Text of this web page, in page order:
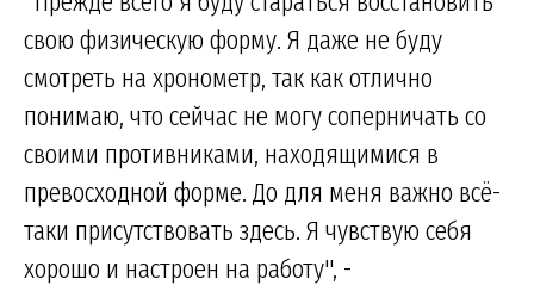
свою физическую форму. Я даже не буду
смотреть на хронометр, так как отлично
понимаю, что сейчас не могу соперничать со
своими противниками, находящимися в
превосходной форме. До для меня важно всё-
таки присутствовать здесь. Я чувствую себя
хорошо и настроен на работу", -